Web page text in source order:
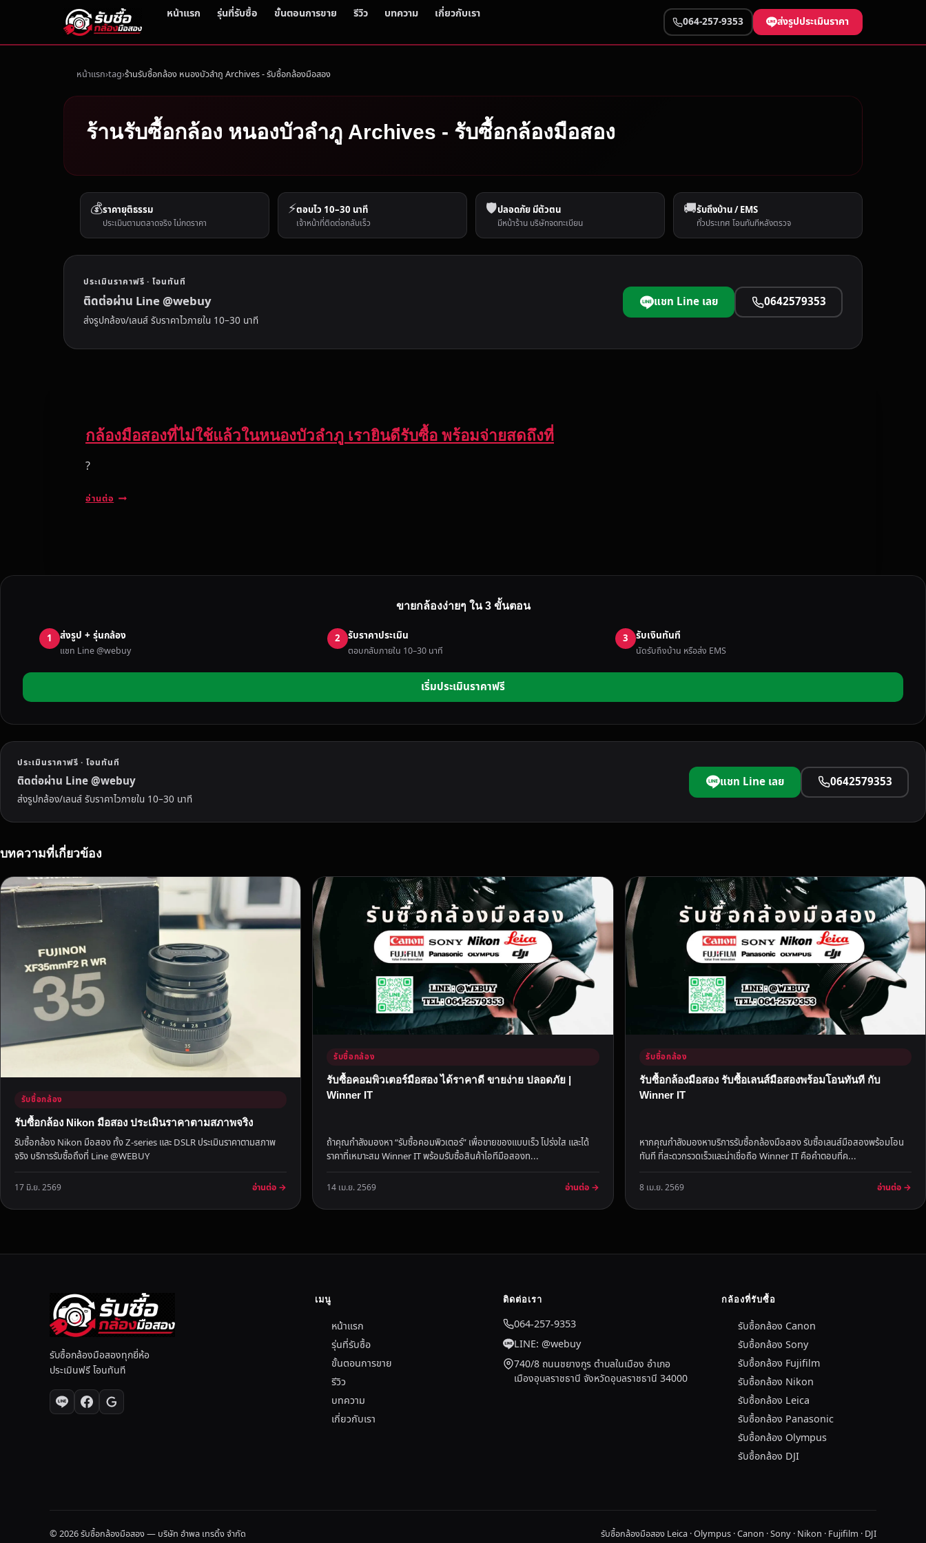
หน้าแรก รุ่นที่รับซื้อ ขั้นตอนการขาย รีวิว บทความ เกี่ยวกับเรา
064-257-9353 ส่งรูปประเมินราคา
หน้าแรก tag ร้านรับซื้อกล้อง หนองบัวลำภู Archives - รับซื้อกล้องมือสอง
ร้านรับซื้อกล้อง หนองบัวลำภู Archives - รับซื้อกล้องมือสอง
💰ราคายุติธรรม
ประเมินตามตลาดจริง ไม่กดราคา
⚡ตอบไว 10–30 นาที
เจ้าหน้าที่ติดต่อกลับเร็ว
🛡️ปลอดภัย มีตัวตน
มีหน้าร้าน บริษัทจดทะเบียน
🚚รับถึงบ้าน / EMS
ทั่วประเทศ โอนทันทีหลังตรวจ
ประเมินราคาฟรี · โอนทันที
ติดต่อผ่าน Line @webuy
ส่งรูปกล้อง/เลนส์ รับราคาไวภายใน 10–30 นาที
แชท Line เลย 0642579353
กล้องมือสองที่ไม่ใช้แล้วในหนองบัวลำภู เรายินดีรับซื้อ พร้อมจ่ายสดถึงที่
?
อ่านต่อ ก
อ
ที่
ไ
ม่
ช้
ใ
น
ห
ว
ลำ
บ
พ
ม
จ่
า
ย
ด
ที่
ขายกล้องง่ายๆ ใน 3 ขั้นตอน
1 ส่งรูป + รุ่นกล้อง
แชท Line @webuy
2 รับราคาประเมิน
ตอบกลับภายใน 10–30 นาที
3 รับเงินทันที
นัดรับถึงบ้าน หรือส่ง EMS
เริ่มประเมินราคาฟรี
ประเมินราคาฟรี · โอนทันที
ติดต่อผ่าน Line @webuy
ส่งรูปกล้อง/เลนส์ รับราคาไวภายใน 10–30 นาที
แชท Line เลย 0642579353
บทความที่เกี่ยวข้อง
รับซื้อกล้อง
รับซื้อกล้อง Nikon มือสอง ประเมินราคาตามสภาพจริง
รับซื้อกล้อง Nikon มือสอง ทั้ง Z-series และ DSLR ประเมินราคาตามสภาพ
จริง บริการรับซื้อถึงที่ Line @WEBUY
17 มิ.ย. 2569 อ่านต่อ →
รับซื้อกล้อง
รับซื้อคอมพิวเตอร์มือสอง ได้ราคาดี ขายง่าย ปลอดภัย |
Winner IT
ถ้าคุณกำลังมองหา “รับซื้อคอมพิวเตอร์” เพื่อขายของแบบเร็ว โปร่งใส และได้
ราคาที่เหมาะสม Winner IT พร้อมรับซื้อสินค้าไอทีมือสองท...
14 เม.ย. 2569 อ่านต่อ →
รับซื้อกล้อง
รับซื้อกล้องมือสอง รับซื้อเลนส์มือสองพร้อมโอนทันที กับ
Winner IT
หากคุณกำลังมองหาบริการรับซื้อกล้องมือสอง รับซื้อเลนส์มือสองพร้อมโอน
ทันที ที่สะดวกรวดเร็วและน่าเชื่อถือ Winner IT คือคำตอบที่ค...
8 เม.ย. 2569 อ่านต่อ →
รับซื้อกล้องมือสองทุกยี่ห้อ
ประเมินฟรี โอนทันที
เมนู
หน้าแรก
รุ่นที่รับซื้อ
ขั้นตอนการขาย
รีวิว
บทความ
เกี่ยวกับเรา
ติดต่อเรา
064-257-9353
LINE: @webuy
740/8 ถนนชยางกูร ตำบลในเมือง อำเภอ
เมืองอุบลราชธานี จังหวัดอุบลราชธานี 34000
กล้องที่รับซื้อ
รับซื้อกล้อง Canon
รับซื้อกล้อง Sony
รับซื้อกล้อง Fujifilm
รับซื้อกล้อง Nikon
รับซื้อกล้อง Leica
รับซื้อกล้อง Panasonic
รับซื้อกล้อง Olympus
รับซื้อกล้อง DJI
© 2026 รับซื้อกล้องมือสอง — บริษัท อำพล เทรดิ้ง จำกัด รับซื้อกล้องมือสอง Leica · Olympus · Canon · Sony · Nikon · Fujifilm · DJI